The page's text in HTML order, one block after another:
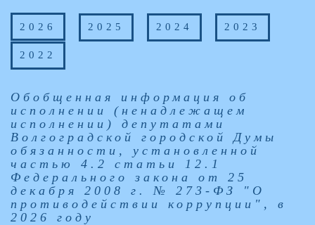
2026 2025 2024 2023
2022
Обобщенная информация об
исполнении (ненадлежащем
исполнении) депутатами
Волгоградской городской Думы
обязанности, установленной
частью 4.2 статьи 12.1
Федерального закона от 25
декабря 2008 г. № 273-ФЗ "О
противодействии коррупции", в
2026 году